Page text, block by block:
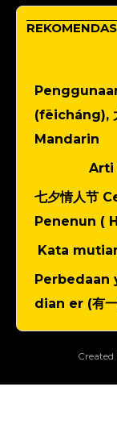
(fēicháng),
Mandarin
Arti
七夕情人节
Penenun (
Kata
Perbedaan
dian er (有
Created